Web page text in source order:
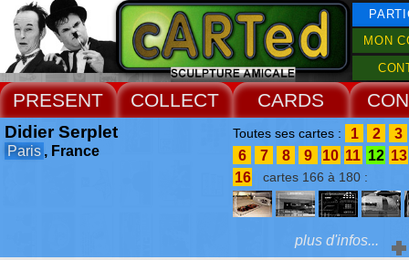
MON
PRESENT COLLECT CARDS
Didier Serplet
Paris , France
Toutes ses cartes : 1 2
3
6
7 8 9 10 11 12 13
16 cartes 166 à 180 :
plus d'infos...